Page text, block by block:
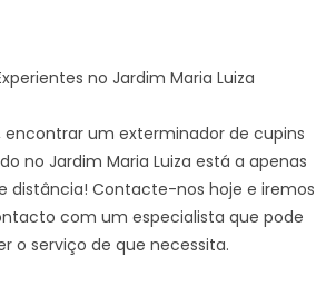
no Jardim Maria Luiza
encontrar um exterminador de cupins
no Jardim Maria Luiza está a apenas
distância! Contacte-nos hoje e iremos
com um especialista que pode
o serviço de que necessita.